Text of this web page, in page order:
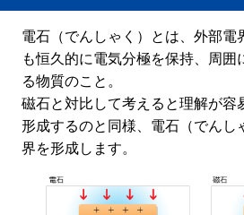
電石（でんしゃく）とは、外部電
も恒久的に電気分極を保持、周囲
る物質のこと。
磁石と対比して考えると理解が容
形成するのと同様、電石（でんし
界を形成します。